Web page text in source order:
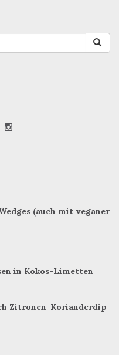
(auch mit veganer
in Kokos-Limetten
Zitronen-Korianderdip